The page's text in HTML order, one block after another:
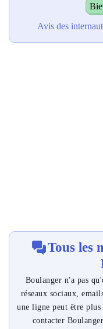
Avis des
Tous les
Boulanger n'a pas
réseaux sociaux,
une ligne peut être plus
contacter